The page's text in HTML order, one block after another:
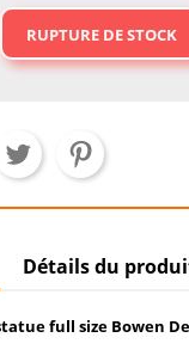
RUPTURE DE STOCK
Détails du
full size Bowen